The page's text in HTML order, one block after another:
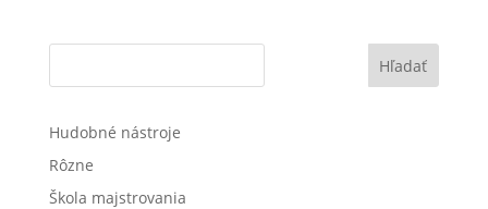
Hľadať
Hudobné nástroje
Rôzne
Škola majstrovania